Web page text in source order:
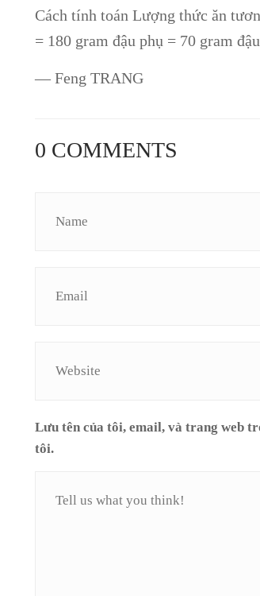
Cách tính toán Lượng thức ăn
= 180 gram đậu phụ = 70 gram
— Feng TRANG
0 COMMENTS
Lưu tên của tôi, email, và trang web
tôi.